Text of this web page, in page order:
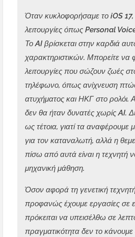
Όταν κυκλοφορήσαμε το iOS
λειτουργίες όπως Personal
Το AI βρίσκεται στην καρδιά
χαρακτηριστικών. Μπορείτε να
λειτουργίες που σώζουν ζωές
τηλέφωνο, όπως ανίχνευση
ατυχήματος και ΗΚΓ στο ρολόι.
δεν θα ήταν δυνατές χωρίς AI.
ως τέτοια, γιατί τα αναφέρουμε
για τον καταναλωτή, αλλά η
πίσω από αυτά είναι η τεχνητή
μηχανική μάθηση.
Όσον αφορά τη γενετική
προφανώς έχουμε εργασίες σε
πρόκειται να υπεισέλθω σε
πραγματικότητα δεν το κάνουμε